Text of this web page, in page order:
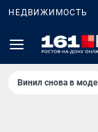
НЕДВИЖИМОСТЬ
Винил снова в моде